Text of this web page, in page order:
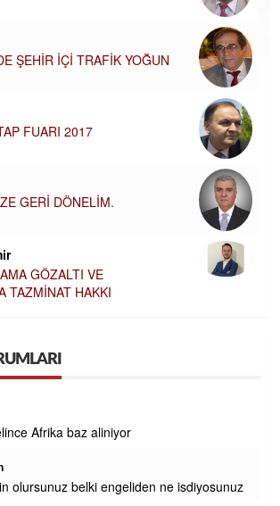
ŞEHİR İÇİ TRAFİK YOĞUN
FUARI 2017
GERİ DÖNELİM.
GÖZALTI VE
TAZMİNAT HAKKI
baz aliniyor
belki engeliden ne isdiyosunuz